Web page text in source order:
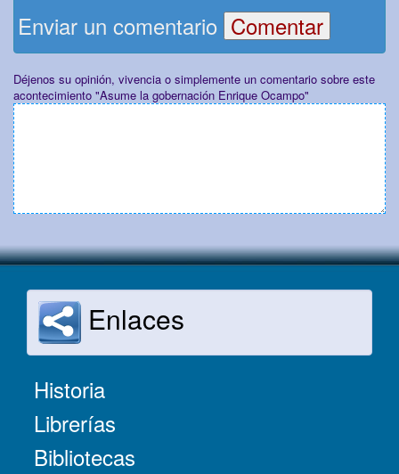
Enviar un comentario
Déjenos su opinión, vivencia o simplemente un comentario sobre este
acontecimiento "Asume la gobernación Enrique Ocampo"
Enlaces
Historia
Librerías
Bibliotecas